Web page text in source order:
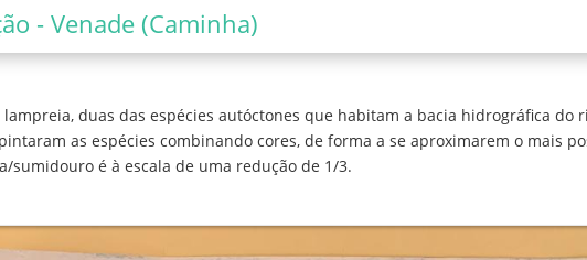
- Venade (Caminha)
duas das espécies autóctones que habitam a bacia hidrográfica do
as espécies combinando cores, de forma a se aproximarem o mais
sumidouro é à escala de uma redução de 1/3.